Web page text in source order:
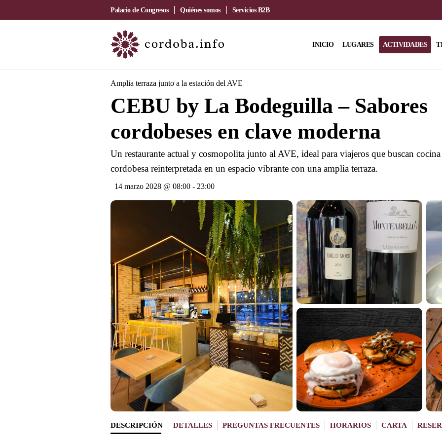
Palacio de Congresos Quiénes somos Servicios B2B
INICIO LUGARES ACTIVIDADES
Amplia terraza junto a la estación del AVE
CEBU by La Bodeguilla – Sabores
cordobeses en clave moderna
Un restaurante actual y cosmopolita junto al AVE, ideal para viajeros que buscan cocina
cordobesa reinterpretada en un espacio vibrante con una amplia terraza.
14 marzo 2028 @ 08:00 - 23:00
DESCRIPCIÓN DETALLES PREGUNTAS FRECUENTES HORARIOS CARTA